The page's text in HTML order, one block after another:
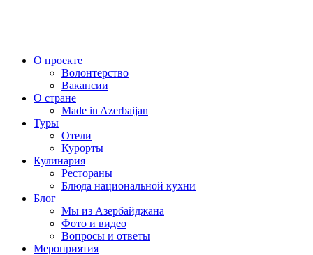
О проекте
Волонтерство
Вакансии
О стране
Made in Azerbaijan
Туры
Отели
Курорты
Кулинария
Рестораны
Блюда национальной кухни
Блог
Мы из Азербайджана
Фото и видео
Вопросы и ответы
Мероприятия